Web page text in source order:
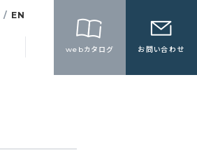
EN
webカタログ お問い合わせ